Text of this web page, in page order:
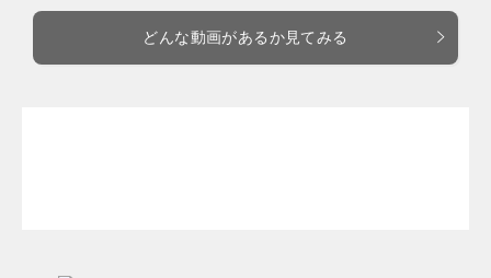
どんな動画があるか見てみる